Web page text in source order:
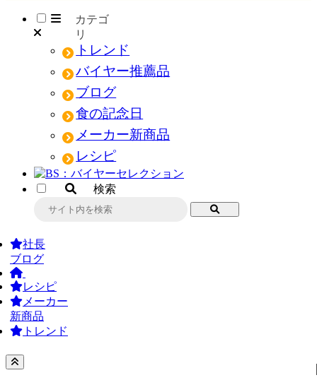
メニュー
トレンド
バイヤー推薦品
ブログ
食の記念日
メーカー新商品
レシピ
検索
社長
ブログ
レシピ
メーカー
新商品
トレンド